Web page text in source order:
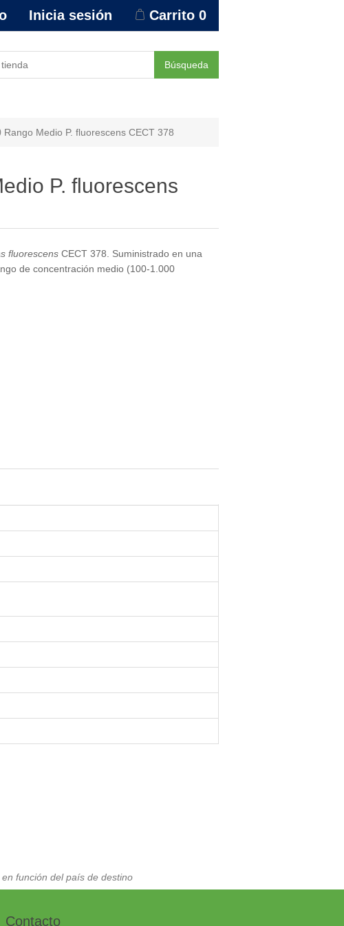
Inicia sesión Carrito 0
Búsqueda
Medio P. fluorescens CECT 378
P. fluorescens
fluorescens CECT 378. Suministrado en una
de concentración medio (100-1.000
función del país de destino
Contacto